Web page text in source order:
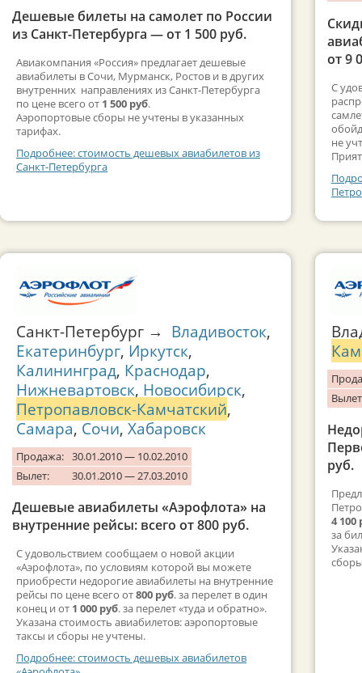
Дешевые билеты на самолет по России
из Санкт-Петербурга — от 1 500 руб.
Авиакомпания «Россия» предлагает дешевые
авиабилеты в Сочи, Мурманск, Ростов и в других
внутренних направлениях из Санкт-Петербурга
по цене всего от 1 500 руб.
Аэропортовые сборы не учтены в указанных
тарифах.
Подробнее: стоимость дешевых авиабилетов из
Санкт-Петербурга
Санкт-Петербург → Владивосток,
Екатеринбург, Иркутск,
Калининград, Краснодар,
Нижневартовск, Новосибирск,
Петропавловск-Камчатский,
Самара, Сочи, Хабаровск
Продажа: 30.01.2010 — 10.02.2010
Вылет:
30.01.2010 — 27.03.2010
Дешевые авиабилеты «Аэрофлота» на
внутренние рейсы: всего от 800 руб.
С удовольствием сообщаем о новой акции
«Аэрофлота», по условиям которой вы можете
приобрести недорогие авиабилеты на внутренние
рейсы по цене всего от800 руб. за перелет в один
конец и от 1 000 руб. за перелет «туда и обратно».
Указана стоимость авиабилетов: аэропортовые
таксы и сборы не учтены.
Подробнее: стоимость дешевых авиабилетов
от 9
С
не
руб.
4 100
за